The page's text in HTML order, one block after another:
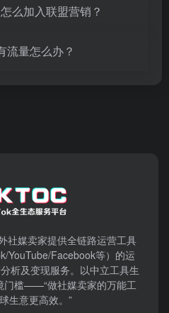
么加入联盟营销？
流量怎么办？
社媒卖家提供全链路运营工具
YouTube/Facebook等）​的运
析及变现服务。以中立工具生
门槛——“做社媒卖家的万能工
生意更高效。”